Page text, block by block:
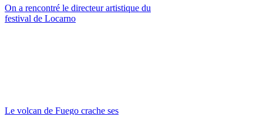
On a rencontré le directeur artistique du
festival de Locarno
Le volcan de Fuego crache ses